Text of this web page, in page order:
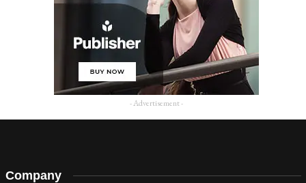
- Advertisement -
Company